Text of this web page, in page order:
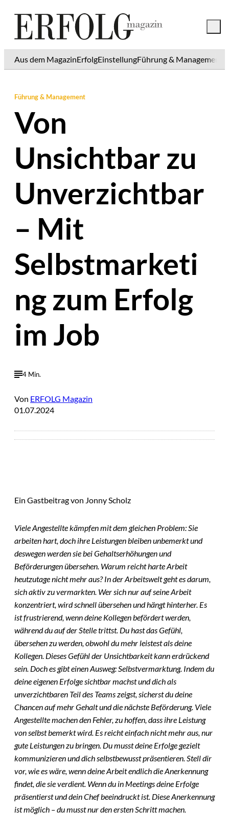
Aus dem MagazinErfolgEinstellungFührung & Management
Führung & Management
Von
Unsichtbar zu
Unverzichtbar
– Mit
Selbstmarketi
ng zum Erfolg
im Job
4 Min.
Von ERFOLG Magazin
01.07.2024
Ein Gastbeitrag von Jonny Scholz
Viele Angestellte kämpfen mit dem gleichen Problem: Sie
arbeiten hart, doch ihre Leistungen bleiben unbemerkt und
deswegen werden sie bei Gehaltserhöhungen und
Beförderungen übersehen. Warum reicht harte Arbeit
heutzutage nicht mehr aus? In der Arbeitswelt geht es darum,
sich aktiv zu vermarkten. Wer sich nur auf seine Arbeit
konzentriert, wird schnell übersehen und hängt hinterher. Es
ist frustrierend, wenn deine Kollegen befördert werden,
während du auf der Stelle trittst. Du hast das Gefühl,
übersehen zu werden, obwohl du mehr leistest als deine
Kollegen. Dieses Gefühl der Unsichtbarkeit kann erdrückend
sein. Doch es gibt einen Ausweg: Selbstvermarktung. Indem du
deine eigenen Erfolge sichtbar machst und dich als
unverzichtbaren Teil des Teams zeigst, sicherst du deine
Chancen auf mehr Gehalt und die nächste Beförderung. Viele
Angestellte machen den Fehler, zu hoffen, dass ihre Leistung
von selbst bemerkt wird. Es reicht einfach nicht mehr aus, nur
gute Leistungen zu bringen. Du musst deine Erfolge gezielt
kommunizieren und dich selbstbewusst präsentieren. Stell dir
vor, wie es wäre, wenn deine Arbeit endlich die Anerkennung
findet, die sie verdient. Wenn du in Meetings deine Erfolge
präsentierst und dein Chef beeindruckt ist. Diese Anerkennung
ist möglich – du musst nur den ersten Schritt machen.